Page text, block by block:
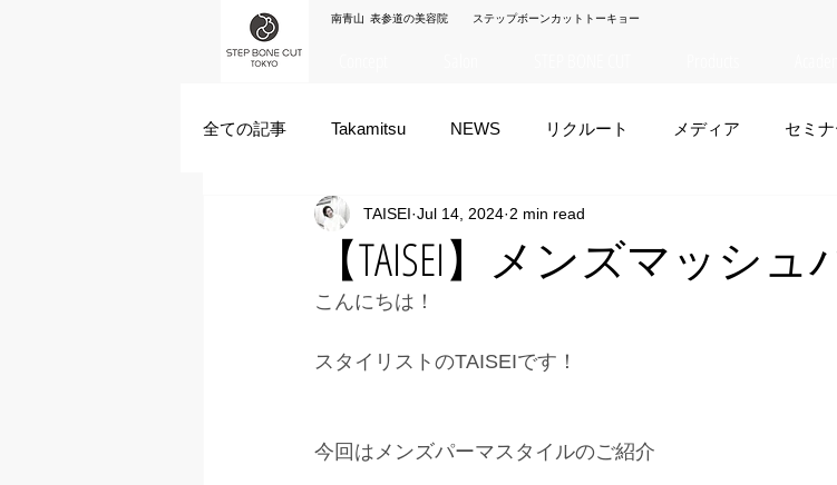
南青山 表参道の美容院 ステップボーンカットトーキョー
全ての記事 Takamitsu NEWS リクルート メディア セミ
Akane Kanda HAYATO 夏菜 TAISEI
ズシヒロヤ 竹原拓摩
【TAISEI】メンズマッシュ
TAISEI Jul 14, 2024 2 min read
こんにちは！
スタイリストのTAISEIです！
今回はメンズパーマスタイルのご紹介